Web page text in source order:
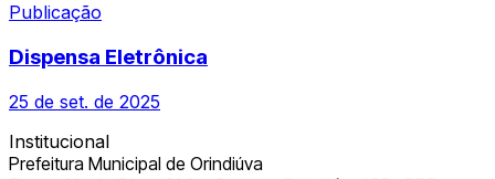
Publicação
Dispensa Eletrônica
25 de set. de 2025
Institucional
Prefeitura Municipal de Orindiúva